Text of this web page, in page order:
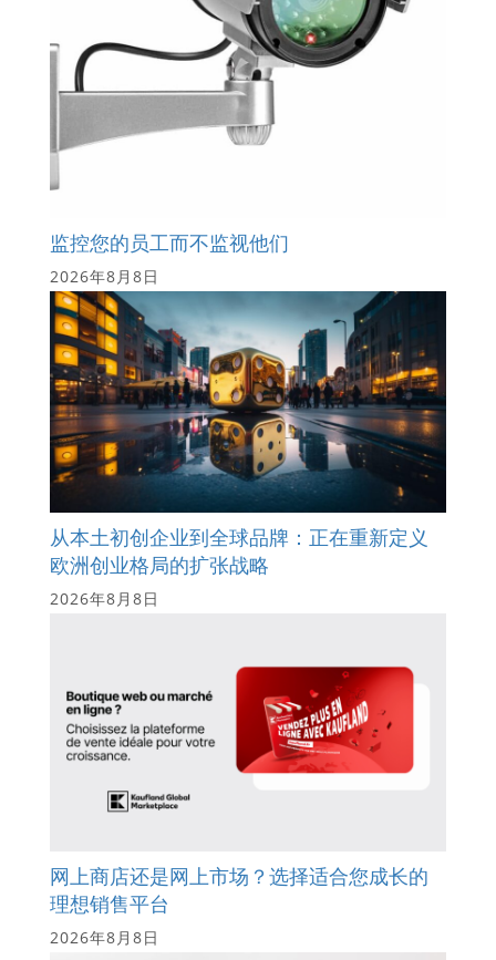
监控您的员工而不监视他们
2026年8月8日
从本土初创企业到全球品牌：正在重新定义
欧洲创业格局的扩张战略
2026年8月8日
网上商店还是网上市场？选择适合您成长的
理想销售平台
2026年8月8日